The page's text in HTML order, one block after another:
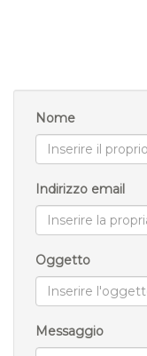
Nome
Indirizzo email
Oggetto
Messaggio